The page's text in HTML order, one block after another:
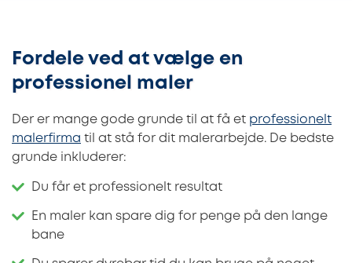
Fordele ved at vælge en
professionel maler
Der er mange gode grunde til at få et professionelt
malerfirma til at stå for dit malerarbejde. De bedste
grunde inkluderer:
Du får et professionelt resultat
En maler kan spare dig for penge på den lange
bane